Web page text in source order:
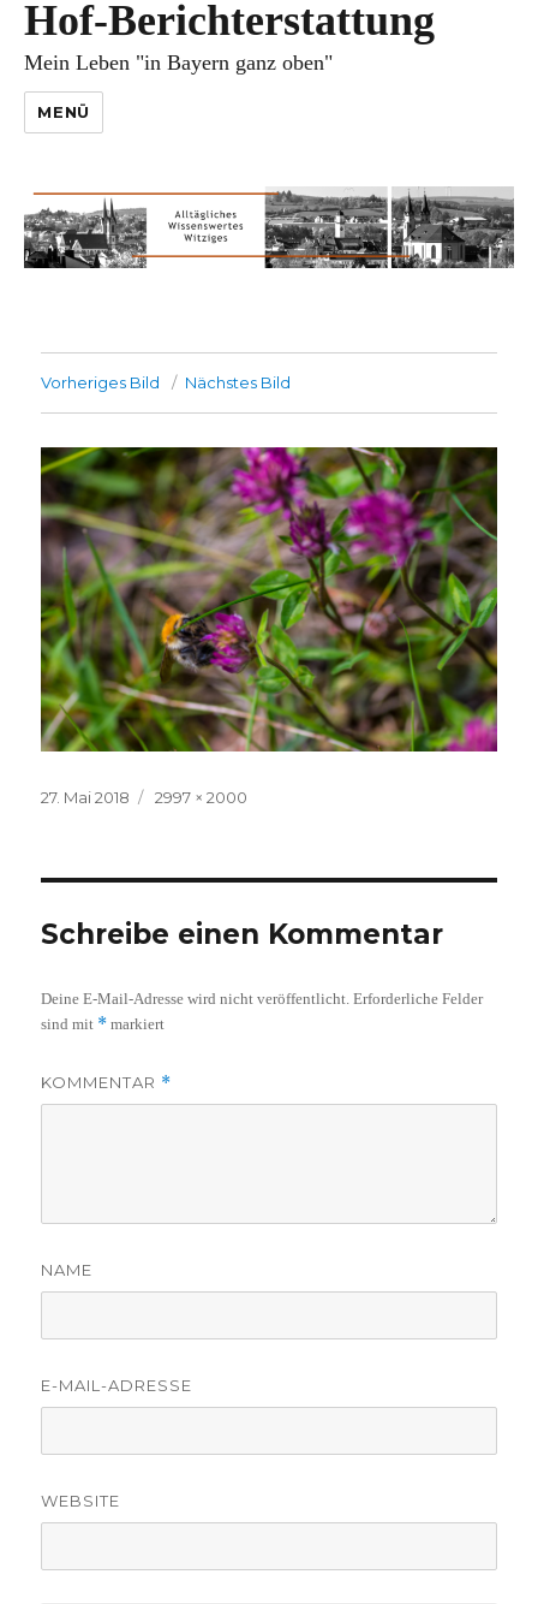
Hof-Berichterstattung
Mein Leben "in Bayern ganz oben"
MENÜ
Vorheriges Bild Nächstes Bild
Veröffentlicht
27. Mai 2018
Volle
2997 × 2000
Schreibe einen Kommentar
Deine E-Mail-Adresse wird nicht veröffentlicht. Erforderliche Felder
sind mit * markiert
KOMMENTAR *
NAME
E-MAIL-ADRESSE
WEBSITE